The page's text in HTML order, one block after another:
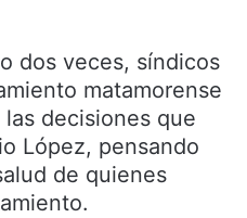
dos veces, síndicos
matamorense
decisiones que
López, pensando
de quienes